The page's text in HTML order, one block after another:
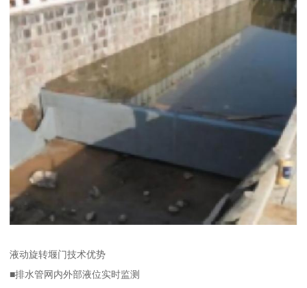
液动旋转堰门技术优势
■排水管网内外部液位实时监测